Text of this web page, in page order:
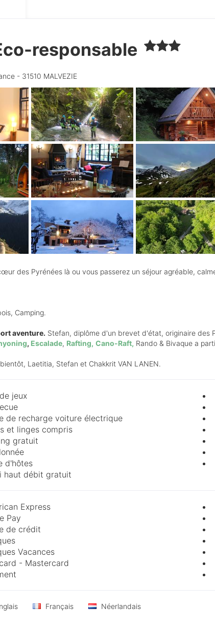
responsable
- 31510 MALVEZIE
des Pyrénées là ou vous passerez un séjour agréable,
Camping.
aventure. Stefan, diplôme d'un brevet d'état, originaire des
, Escalade, Rafting, Cano-Raft, Rando & Bivaque a
Laetitia, Stefan et Chakkrit VAN LANEN.
jeux
de recharge voiture électrique
et linges compris
gratuit
d'hôtes
haut débit gratuit
Express
Pay
de crédit
Vacances
- Mastercard
Français Néerlandais